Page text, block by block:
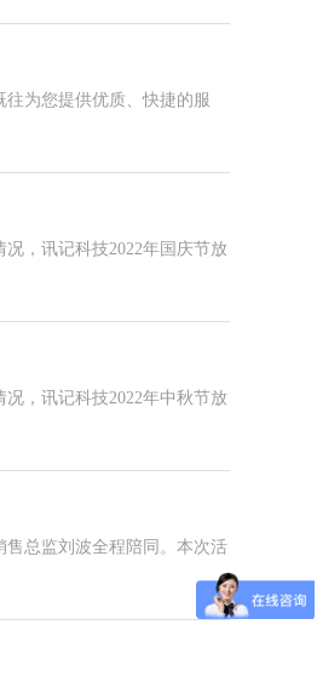
为您提供优质、快捷的服
，讯记科技2022年国庆节放
，讯记科技2022年中秋节放
售总监刘波全程陪同。本次活